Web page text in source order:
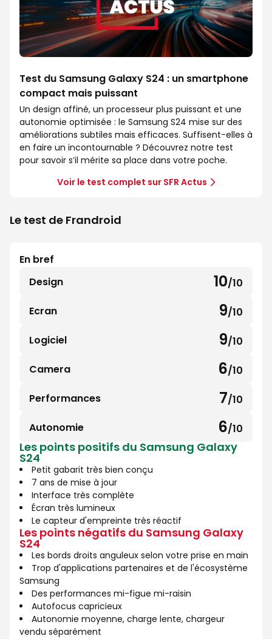
Test du Samsung Galaxy S24 : un smartphone
compact mais puissant
Un design affiné, un processeur plus puissant et une
autonomie optimisée : le Samsung S24 mise sur des
améliorations subtiles mais efficaces. Suffisent-elles à
en faire un incontournable ? Découvrez notre test
pour savoir s’il mérite sa place dans votre poche.
Voir le test complet sur SFR Actus
Le test de Frandroid
En bref
Design
10/10
10
sur
Ecran 9/10
9
sur
Logiciel 9/10
9
sur
Camera 6/10
6
sur
Performances 7/10
7
sur
Autonomie 6/10
6
sur
10
Les points positifs du Samsung Galaxy
S24
Petit gabarit très bien conçu
7 ans de mise à jour
Interface très complète
Écran très lumineux
Le capteur d'empreinte très réactif
Les points négatifs du Samsung Galaxy
S24
Les bords droits anguleux selon votre prise en main
Trop d'applications partenaires et de l'écosystème
Samsung
Des performances mi-figue mi-raisin
Autofocus capricieux
Autonomie moyenne, charge lente, chargeur
vendu séparément